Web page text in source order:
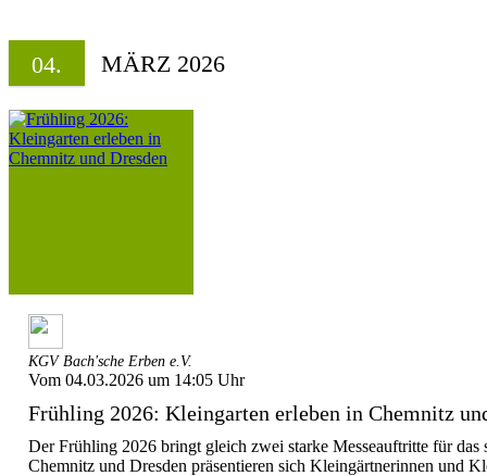
04. MÄRZ 2026
KGV Bach'sche Erben e.V.
Vom 04.03.2026 um 14:05 Uhr
Frühling 2026: Kleingarten erleben in Chemnitz
Der Frühling 2026 bringt gleich zwei starke Messeauftritte für das
Chemnitz und Dresden präsentieren sich Kleingärtnerinnen und